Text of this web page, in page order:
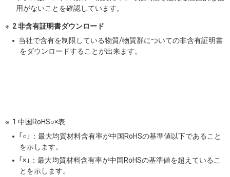
用がないことを確認しています。
2 非含有証明書ダウンロード
当社で含有を制限している物質/物質群についての非含有証明書
をダウンロードすることが出来ます。
1 中国RoHS○×表
「○」：最大均質材料含有率が中国RoHSの基準値以下であること
を示します。
「×」：最大均質材料含有率が中国RoHSの基準値を超えているこ
とを示します。